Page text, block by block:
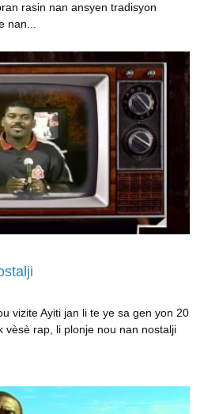
rasin nan ansyen tradisyon
nan...
vizite Ayiti jan li te ye sa gen yon 20
vèsè rap, li plonje nou nan nostalji